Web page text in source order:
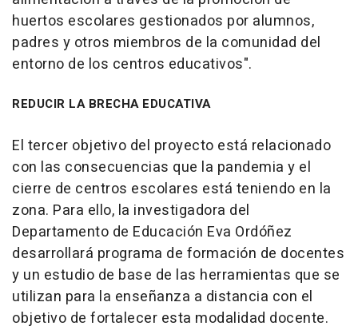
huertos escolares gestionados por alumnos,
padres y otros miembros de la comunidad del
entorno de los centros educativos".
REDUCIR LA BRECHA EDUCATIVA
El tercer objetivo del proyecto está relacionado
con las consecuencias que la pandemia y el
cierre de centros escolares está teniendo en la
zona. Para ello, la investigadora del
Departamento de Educación Eva Ordóñez
desarrollará programa de formación de docentes
y un estudio de base de las herramientas que se
utilizan para la enseñanza a distancia con el
objetivo de fortalecer esta modalidad docente.